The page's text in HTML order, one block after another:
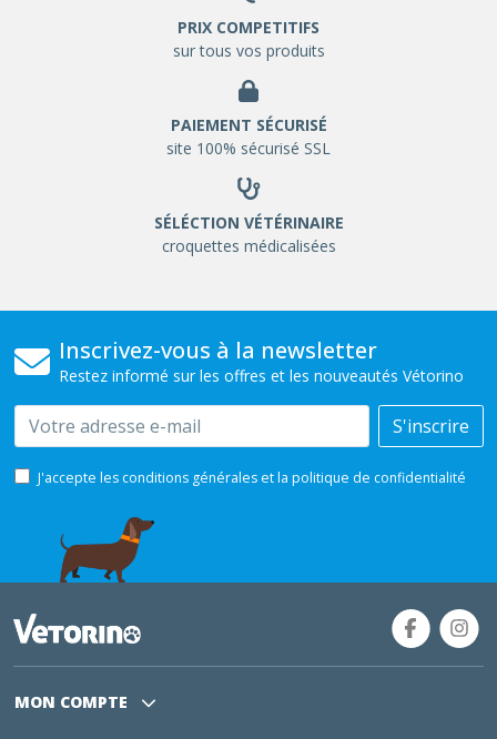
PRIX COMPETITIFS
sur tous vos produits
PAIEMENT SÉCURISÉ
site 100% sécurisé SSL
SÉLÉCTION VÉTÉRINAIRE
croquettes médicalisées
Inscrivez-vous à la newsletter
Restez informé sur les offres et les nouveautés Vétorino
Email S'inscrire
J'accepte les conditions générales et la politique de confidentialité
MON COMPTE